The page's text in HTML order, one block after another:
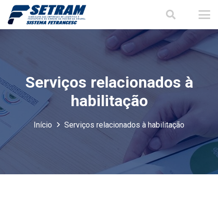
Serviços relacionados à
habilitação
Início Serviços relacionados à habilitação